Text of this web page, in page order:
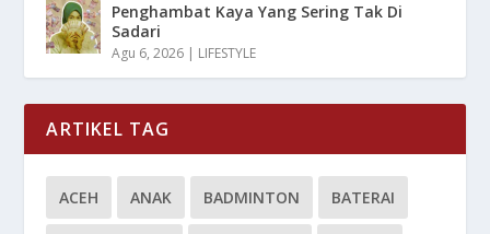
Penghambat Kaya Yang Sering Tak Di
Sadari
Agu 6, 2026 | LIFESTYLE
ARTIKEL TAG
ACEH ANAK BADMINTON BATERAI